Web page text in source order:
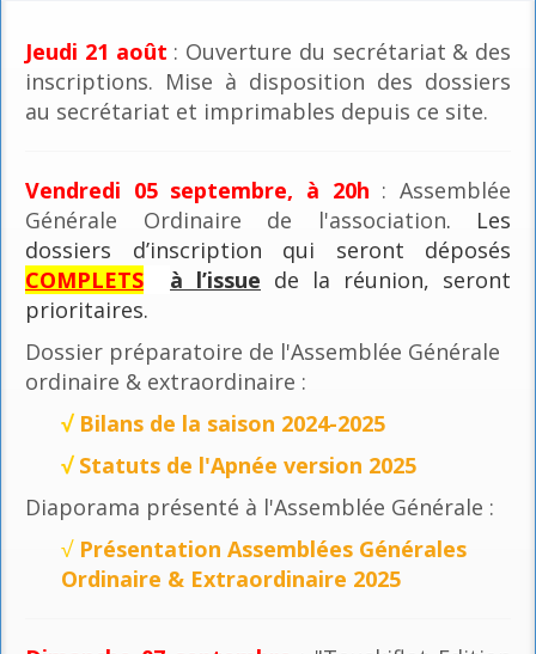
Jeudi 21 août : Ouverture du secrétariat & des
inscriptions. Mise à disposition des dossiers
au secrétariat et imprimables depuis ce site.
Vendredi 05 septembre, à 20h : Assemblée
Générale Ordinaire de l'association. Les
dossiers d’inscription qui seront déposés
COMPLETS
à l’issue de la réunion, seront
prioritaires.
Dossier préparatoire de l'Assemblée Générale
ordinaire & extraordinaire :
√ Bilans de la saison 2024-2025
√ Statuts de l'Apnée version 2025
Diaporama présenté à l'Assemblée Générale :
√ Présentation Assemblées Générales
Ordinaire & Extraordinaire 2025